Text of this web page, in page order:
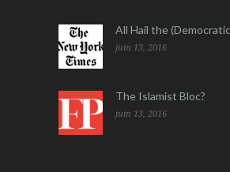
All Hail the
juin 13, 2016
The Islamist Bloc?
juin 13, 2016